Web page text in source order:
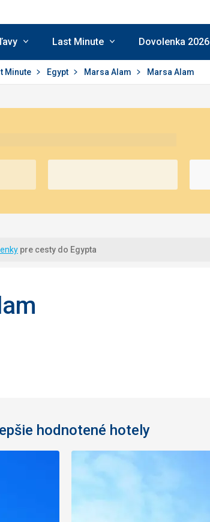
Last Minute Dovolenka 2026
Minute Egypt Marsa Alam Marsa Alam
pre cesty do Egypta
hodnotené hotely